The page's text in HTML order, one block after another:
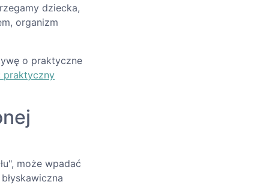
dziecka,
organizm
o praktyczne
praktyczny
może wpadać